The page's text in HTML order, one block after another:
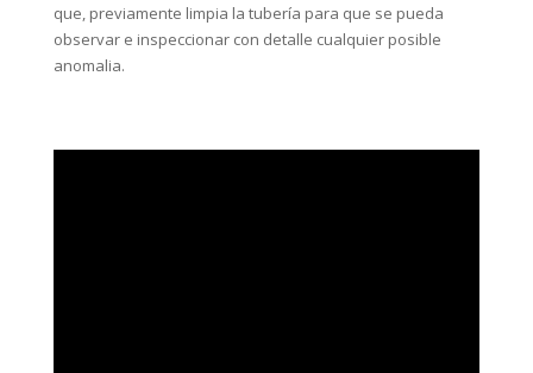
que, previamente limpia la tubería para que se pueda
observar e inspeccionar con detalle cualquier posible
anomalia.